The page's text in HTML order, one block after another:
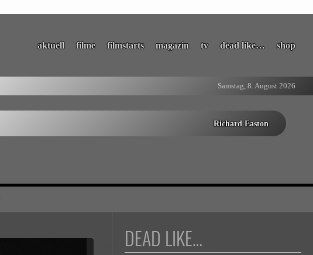
aktuell filme filmstarts magazin tv dead like… shop
Samstag, 8. August 2026
Richard Easton
DEAD LIKE…